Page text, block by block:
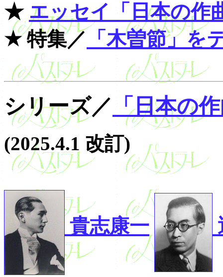
★ エッセイ「日本の作
★ 特集／ 「木曽節」を
シリーズ／ 「日本の
(2025.4.1 改訂)
貴志康一